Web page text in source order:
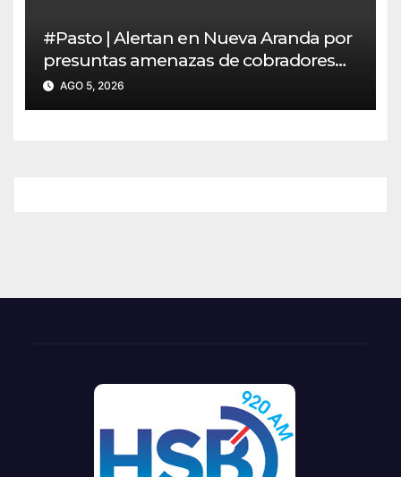
#Pasto | Alertan en Nueva Aranda por
presuntas amenazas de cobradores
“gota a gota”
AGO 5, 2026